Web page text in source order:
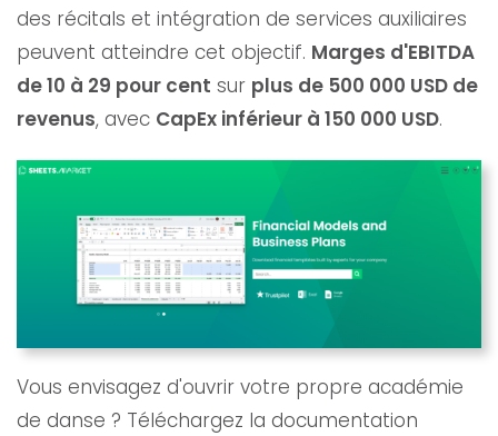
des récitals et intégration de services auxiliaires
peuvent atteindre cet objectif. Marges d'EBITDA
de 10 à 29 pour cent sur plus de 500 000 USD de
revenus, avec CapEx inférieur à 150 000 USD.
Vous envisagez d'ouvrir votre propre académie
de danse ? Téléchargez la documentation